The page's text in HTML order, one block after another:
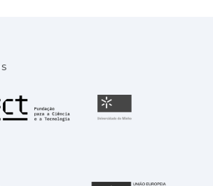
Fundação para a